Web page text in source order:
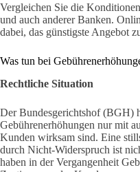
Vergleichen Sie die
und auch anderer Banken.
dabei, das günstigste Angebot
Was tun bei
Rechtliche Situation
Der Bundesgerichtshof (BGH)
Gebührenerhöhungen nur mit
Kunden wirksam sind. Eine
durch Nicht-Widerspruch ist
haben in der Vergangenheit